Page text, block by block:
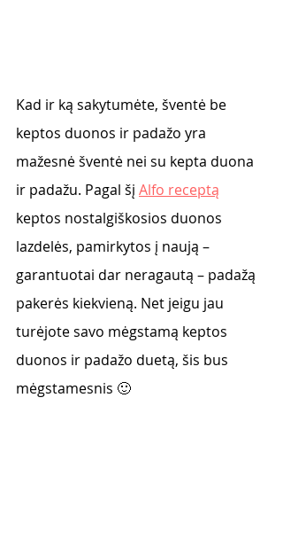
Kad ir ką sakytumėte, šventė be
keptos duonos ir padažo yra
mažesnė šventė nei su kepta duona
ir padažu. Pagal šį Alfo receptą
keptos nostalgiškosios duonos
lazdelės, pamirkytos į naują –
garantuotai dar neragautą – padažą
pakerės kiekvieną. Net jeigu jau
turėjote savo mėgstamą keptos
duonos ir padažo duetą, šis bus
mėgstamesnis 🙂